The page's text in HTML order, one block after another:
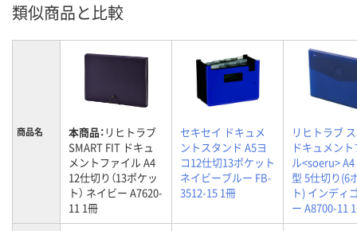
類似商品と比較
商品名 本商品： リヒトラブ
SMART FIT ドキュ
メントファイル A4
12仕切り（13ポケッ
ト） ネイビー A7620-
11 1冊
セキセイ ドキュメ
ントスタンド A5ヨ
コ12仕切13ポケット
ネイビーブルー FB-
3512-15 1冊
リヒトラブ
ドキュメン
ル<soeru>
型 5仕切り(6
ト) インディ
ー A8700-11